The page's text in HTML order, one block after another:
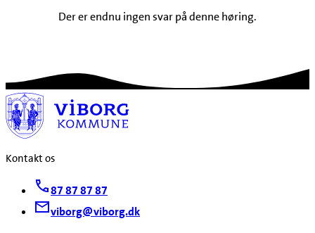
Der er endnu ingen svar på denne høring.
Kontakt os
87 87 87 87
viborg@viborg.dk